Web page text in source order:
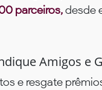
parceiros,desde
Amigos e
e resgate